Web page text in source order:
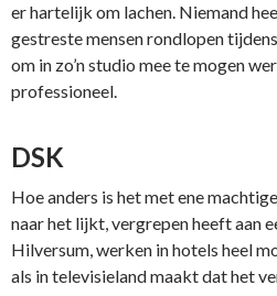
er hartelijk om lachen. Niemand
gestreste mensen rondlopen
om in zo’n studio mee te mogen
professioneel.
DSK
Hoe anders is het met ene
naar het lijkt, vergrepen heeft aan
Hilversum, werken in hotels heel
als in televisieland maakt dat het